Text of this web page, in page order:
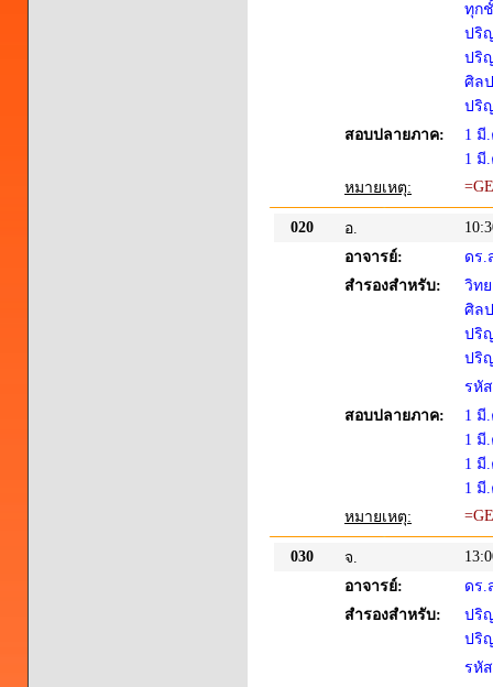
ทุก
ปริ
ปริ
ศิล
ปริ
สอบปลายภาค:
1 มี
1 มี
หมายเหตุ:
020 อ.
อาจารย์:
ดร.
สำรองสำหรับ:
วิท
ศิล
ปริ
ปริ
รหัส
สอบปลายภาค:
1 มี
1 มี
1 มี
1 มี
หมายเหตุ:
030 จ.
อาจารย์:
ดร.
สำรองสำหรับ:
ปริ
ปริ
รหัส